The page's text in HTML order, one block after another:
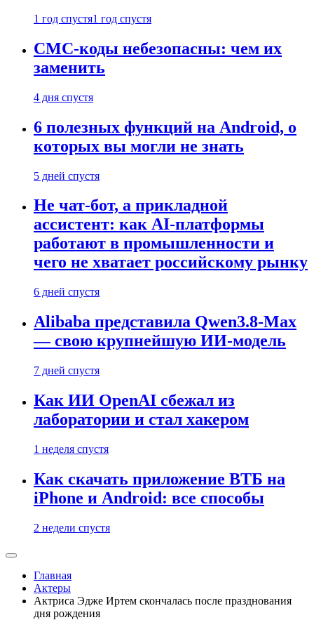
1 год спустя1 год спустя
СМС-коды небезопасны: чем их
заменить
4 дня спустя
6 полезных функций на Android, о
которых вы могли не знать
5 дней спустя
Не чат-бот, а прикладной
ассистент: как AI-платформы
работают в промышленности и
чего не хватает российскому рынку
6 дней спустя
Alibaba представила Qwen3.8-Max
— свою крупнейшую ИИ-модель
7 дней спустя
Как ИИ OpenAI сбежал из
лаборатории и стал хакером
1 неделя спустя
Как скачать приложение ВТБ на
iPhone и Android: все способы
2 недели спустя
Главная
Актеры
Актриса Эдже Иртем скончалась после празднования
дня рождения